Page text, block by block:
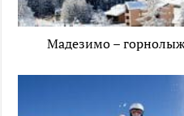
Мадезимо –